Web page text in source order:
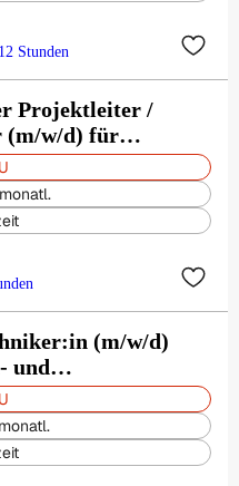
Stunden
Projektleiter /
(m/w/d) für
(m/w/d)
und
Vollzeit